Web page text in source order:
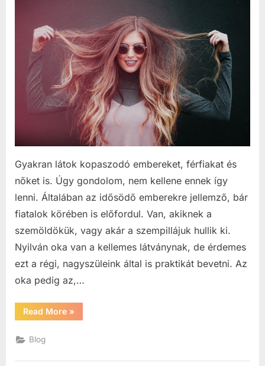
Gyakran látok kopaszodó embereket, férfiakat és
nőket is. Úgy gondolom, nem kellene ennek így
lenni. Általában az idősödő emberekre jellemző, bár
fiatalok körében is előfordul. Van, akiknek a
szemöldökük, vagy akár a szempillájuk hullik ki.
Nyilván oka van a kellemes látványnak, de érdemes
ezt a régi, nagyszüleink által is praktikát bevetni. Az
oka pedig az,…
Read More“Hajnövesztő
ricinus”
»
Blog